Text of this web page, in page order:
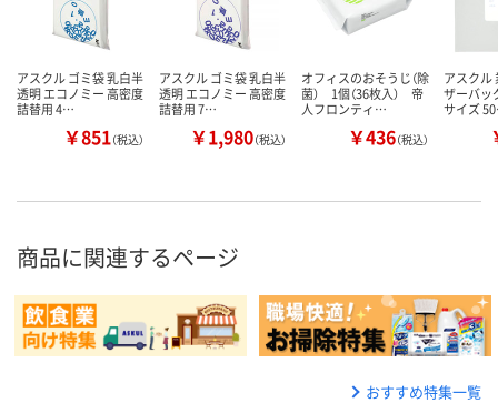
アスクル ゴミ袋 乳白半
透明 エコノミー 高密度
詰替用 4…
￥851（税込）
アスクル ゴミ袋 乳白半
透明 エコノミー 高密度
詰替用 7…
￥1,980（税込）
オフィスのおそうじ（除
菌） 1個（36枚入） 帝
人フロンティ…
￥436（税込）
アスクル
ザーバッ
サイズ
商品に関連するページ
おすすめ特集一覧